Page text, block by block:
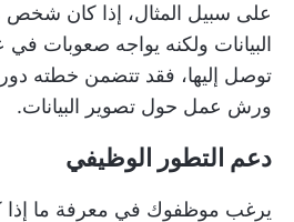
على سبيل المثال، إذا كان شخص
البيانات ولكنه يواجه صعوبات في
توصل إليها، فقد تتضمن خطته
ورش عمل حول تصوير البيانات.
دعم التطور الوظيفي
يرغب موظفوك في معرفة ما إذا